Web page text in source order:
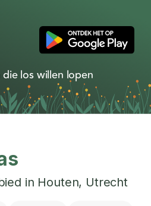
los willen lopen
in Houten, Utrecht